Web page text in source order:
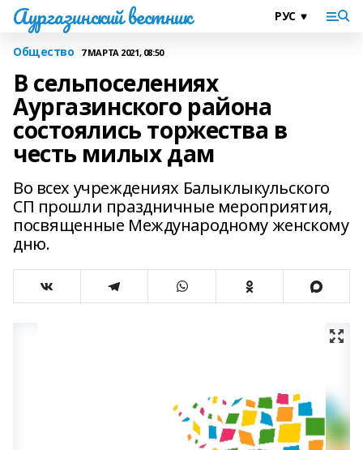
Аургазинский вестник
Общество 7 МАРТА 2021, 08:50
В сельпоселениях
Аургазинского района
состоялись торжества в
честь милых дам
Во всех учреждениях Балыклыкульского
СП прошли праздничные мероприятия,
посвященные Международному женскому
дню.